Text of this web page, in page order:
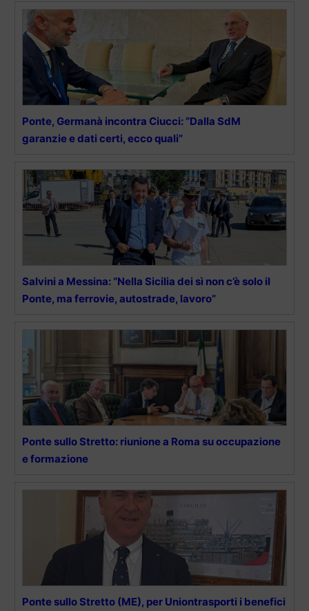
Ponte, Germanà incontra Ciucci: “Dalla SdM
garanzie e dati certi, ecco quali”
Salvini a Messina: “Nella Sicilia dei sì non c’è solo il
Ponte, ma ferrovie, autostrade, lavoro”
Ponte sullo Stretto: riunione a Roma su occupazione
e formazione
Ponte sullo Stretto (ME), per Uniontrasporti i benefici